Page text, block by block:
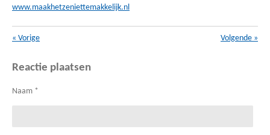
www.maakhetzeniettemakkelijk.nl
« Vorige Volgende »
Reactie plaatsen
Naam *